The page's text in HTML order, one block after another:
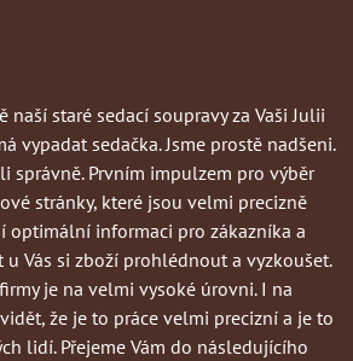
naší staré sedací soupravy za Vaši Julii
vypadat sedačka. Jsme prostě nadšeni.
správně. Prvním impulzem pro výběr
stránky, které jsou velmi precizně
optimální informaci pro zákazníka a
Vás si zboží prohlédnout a vyzkoušet.
je na velmi vysoké úrovni. I na
že je to práce velmi precizní a je to
lidí. Přejeme Vám do následujícího